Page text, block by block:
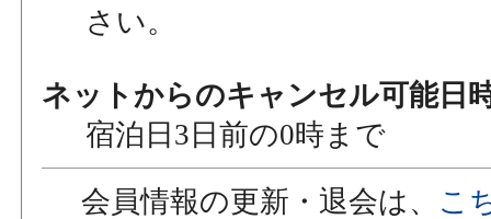
さい。
ネットからのキャンセル可能日
宿泊日3日前の0時まで
会員情報の更新・退会は、 こ